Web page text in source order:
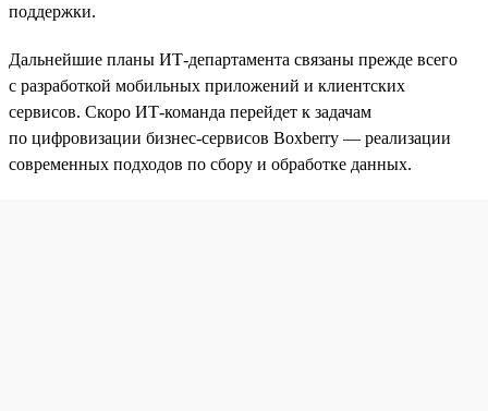
поддержки.
Дальнейшие планы ИТ-департамента связаны прежде всего
с разработкой мобильных приложений и клиентских
сервисов. Скоро ИТ-команда перейдет к задачам
по цифровизации бизнес-сервисов Boxberry — реализации
современных подходов по сбору и обработке данных.